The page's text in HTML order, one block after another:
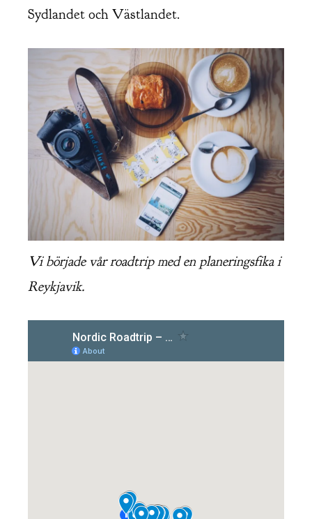
Sydlandet och Västlandet.
Vi började vår roadtrip med en planeringsfika i
Reykjavik.